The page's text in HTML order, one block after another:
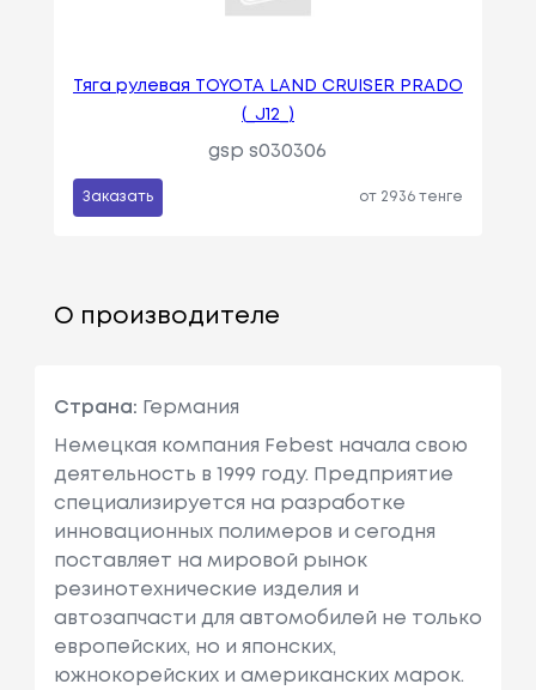
Тяга рулевая TOYOTA LAND CRUISER PRADO
(_J12_)
gsp s030306
Заказать от 2936 тенге
О производителе
Страна: Германия
Немецкая компания Febest начала свою
деятельность в 1999 году. Предприятие
специализируется на разработке
инновационных полимеров и сегодня
поставляет на мировой рынок
резинотехнические изделия и
автозапчасти для автомобилей не только
европейских, но и японских,
южнокорейских и американских марок.